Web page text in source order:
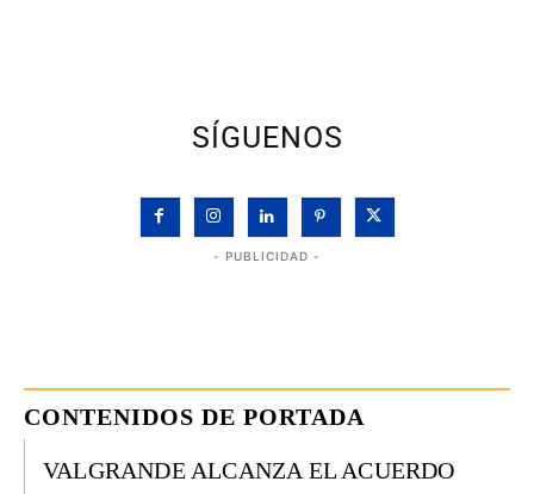
SÍGUENOS
- PUBLICIDAD -
CONTENIDOS DE PORTADA
VALGRANDE ALCANZA EL ACUERDO